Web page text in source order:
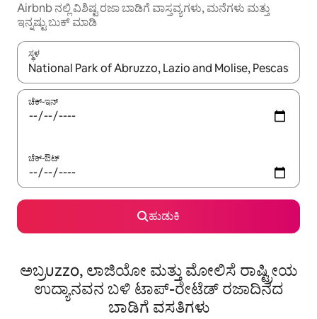
Airbnb ನಲ್ಲಿ ವಿಶಿಷ್ಟ ರಜಾ ಬಾಡಿಗೆ ವಾಸ್ತವ್ಯಗಳು, ಮನೆಗಳು ಮತ್ತು
ಇನ್ನಷ್ಟು ಬುಕ್ ಮಾಡಿ
ಸ್ಥಳ
ಫಲಿತಾಂಶಗಳು ಲಭ್ಯವಿರುವಾಗ, ಅಪ್ ಮತ್ತು ಡೌನ್ ಬಾಣದ ಕೀಲಿಗಳೊಂದಿಗೆ
ಚೆಕ್-ಇನ್
ಚೆಕ್-ಔಟ್
ಹುಡುಕಿ
ಅಬ್ರuzzo, ಲಾಜಿಯೋ ಮತ್ತು ಮೋಲಿಸೆ ರಾಷ್ಟ್ರೀಯ
ಉದ್ಯಾನವನ ಬಳಿ ಟಾಪ್-ರೇಟೆಡ್ ರಜಾದಿನದ
ಬಾಡಿಗೆ ವಸತಿಗಳು